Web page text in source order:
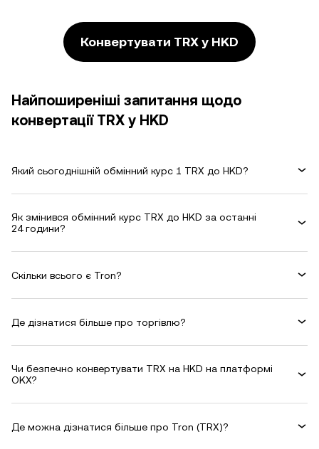
Конвертувати TRX у HKD
Найпоширеніші запитання щодо
конвертації TRX у HKD
Який сьогоднішній обмінний курс 1 TRX до HKD?
Як змінився обмінний курс TRX до HKD за останні
24 години?
Скільки всього є Tron?
Де дізнатися більше про торгівлю?
Чи безпечно конвертувати TRX на HKD на платформі
OKX?
Де можна дізнатися більше про Tron (TRX)?